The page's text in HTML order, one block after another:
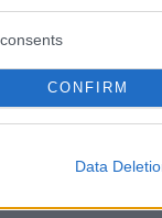
CONFIRM
Data
ενώ η
περίπου 4
ηπιότερη